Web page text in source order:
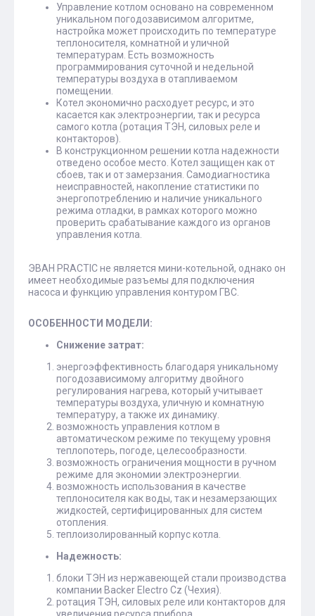
Управление котлом основано на современном
уникальном погодозависимом алгоритме,
настройка может происходить по температуре
теплоносителя, комнатной и уличной
температурам. Есть возможность
программирования суточной и недельной
температуры воздуха в отапливаемом
помещении.
Котел экономично расходует ресурс, и это
касается как электроэнергии, так и ресурса
самого котла (ротация ТЭН, силовых реле и
контакторов).
В конструкционном решении котла надежности
отведено особое место. Котел защищен как от
сбоев, так и от замерзания. Самодиагностика
неисправностей, накопление статистики по
энергопотреблению и наличие уникального
режима отладки, в рамках которого можно
проверить срабатывание каждого из органов
управления котла.
ЭВАН PRACTIC не является мини-котельной, однако он
имеет необходимые разъемы для подключения
насоса и функцию управления контуром ГВС.
ОСОБЕННОСТИ МОДЕЛИ:
Снижение затрат:
энергоэффективность благодаря уникальному
погодозависимому алгоритму двойного
регулирования нагрева, который учитывает
температуры воздуха, уличную и комнатную
температуру, а также их динамику.
возможность управления котлом в
автоматическом режиме по текущему уровня
теплопотерь, погоде, целесообразности.
возможность ограничения мощности в ручном
режиме для экономии электроэнергии.
возможность использования в качестве
теплоносителя как воды, так и незамерзающих
жидкостей, сертифицированных для систем
отопления.
теплоизолированный корпус котла.
Надежность:
блоки ТЭН из нержавеющей стали производства
компании Backer Electro Cz (Чехия).
ротация ТЭН, силовых реле или контакторов для
увеличения ресурса прибора.